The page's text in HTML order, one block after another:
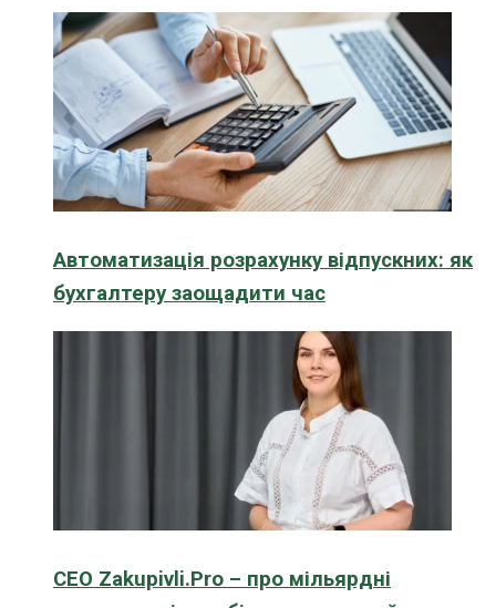
Автоматизація розрахунку відпускних: як
бухгалтеру заощадити час
CEO Zakupivli.Pro – про мільярдні